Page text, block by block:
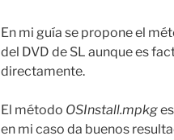
En mi guía se propone el
del DVD de SL aunque es
directamente.
El método OSInstall.mpkg
en mi caso da buenos